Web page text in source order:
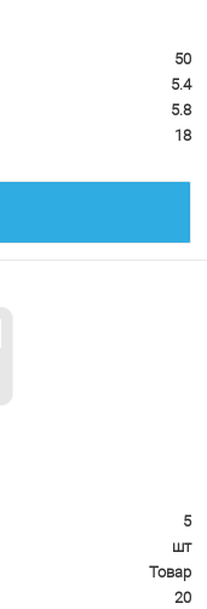
50
5.4
5.8
18
5
шт
Товар
20